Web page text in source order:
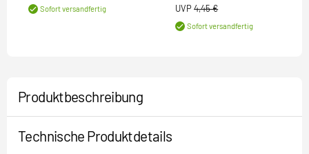
Sofort versandfertig UVP 4,45 €
Sofort versandfertig
Produktbeschreibung
Technische Produktdetails